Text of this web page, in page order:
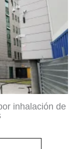
inhalación de